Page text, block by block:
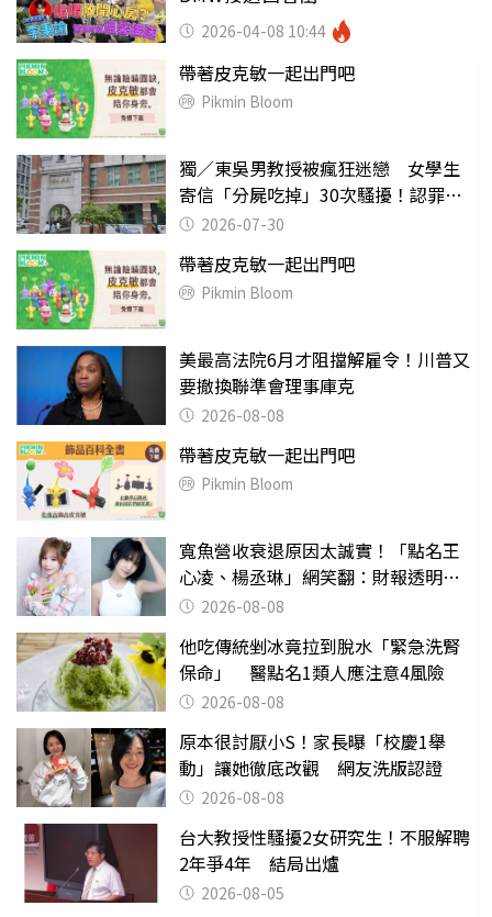
2026-04-08 10:44
帶著皮克敏一起出門吧
Pikmin Bloom
獨／東吳男教授被瘋狂迷戀 女學生
寄信「分屍吃掉」30次騷擾！認罪免
關 2026-07-30
帶著皮克敏一起出門吧
Pikmin Bloom
美最高法院6月才阻擋解雇令！川普又
要撤換聯準會理事庫克
2026-08-08
帶著皮克敏一起出門吧
Pikmin Bloom
寬魚營收衰退原因太誠實！「點名王
心凌、楊丞琳」網笑翻：財報透明度
滿分2026-08-08
他吃傳統剉冰竟拉到脫水「緊急洗腎
保命」 醫點名1類人應注意4風險
2026-08-08
原本很討厭小S！家長曝「校慶1舉
動」讓她徹底改觀 網友洗版認證
2026-08-08
台大教授性騷擾2女研究生！不服解聘
2年爭4年 結局出爐
2026-08-05